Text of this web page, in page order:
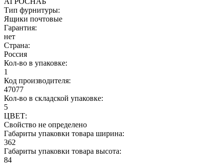
Тип фурнитуры:
Ящики почтовые
Гарантия:
нет
Страна:
Россия
Кол-во в упаковке:
1
Код производителя:
47077
Кол-во в складской упаковке:
5
ЦВЕТ:
Свойство не определено
Габариты упаковки товара ширина:
362
Габариты упаковки товара высота:
84